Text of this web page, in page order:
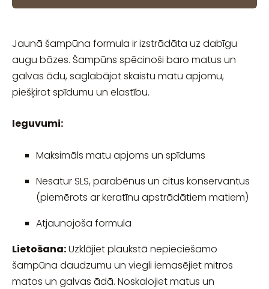
Jaunā šampūna formula ir izstrādāta uz dabīgu
augu bāzes. Šampūns spēcinoši baro matus un
galvas ādu, saglabājot skaistu matu apjomu,
piešķirot spīdumu un elastību.
Ieguvumi:
Maksimāls matu apjoms un spīdums
Nesatur SLS, parabēnus un citus konservantus
(piemērots ar keratīnu apstrādātiem matiem)
Atjaunojoša formula
Lietošana:Uzklājiet plaukstā nepieciešamo
šampūna daudzumu un viegli iemasējiet mitros
matos un galvas ādā. Noskalojiet matus un